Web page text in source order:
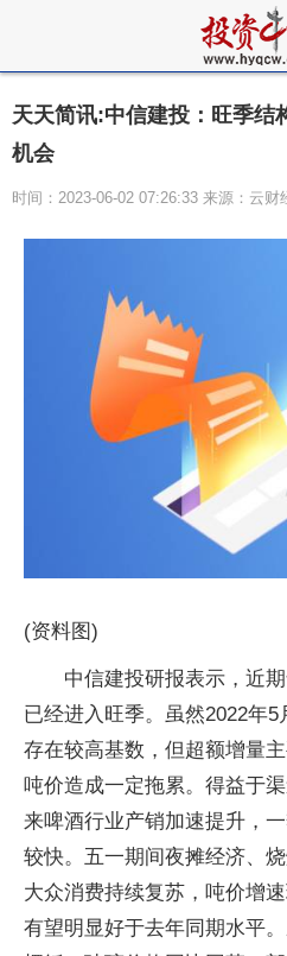
天天简讯:中信建投：旺季结
机会
时间：2023-06-02 07:26:33 来源：云财
(资料图)
中信建投研报表示，近
已经进入旺季。虽然2022年
存在较高基数，但超额增量
吨价造成一定拖累。得益于
来啤酒行业产销加速提升，
较快。五一期间夜摊经济、
大众消费持续复苏，吨价增
有望明显好于去年同期水平